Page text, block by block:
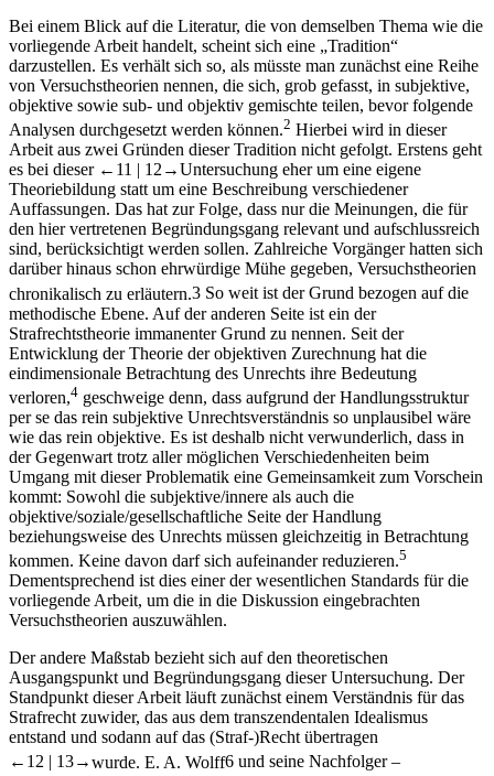
Bei einem Blick auf die Literatur, die von demselben Thema wie die
vorliegende Arbeit handelt, scheint sich eine „Tradition“
darzustellen. Es verhält sich so, als müsste man zunächst eine Reihe
von Versuchstheorien nennen, die sich, grob gefasst, in subjektive,
objektive sowie sub- und objektiv gemischte teilen, bevor folgende
Analysen durchgesetzt werden können.2 Hierbei wird in dieser
Arbeit aus zwei Gründen dieser Tradition nicht gefolgt. Erstens geht
es bei dieser ←11 | 12→Untersuchung eher um eine eigene
Theoriebildung statt um eine Beschreibung verschiedener
Auffassungen. Das hat zur Folge, dass nur die Meinungen, die für
den hier vertretenen Begründungsgang relevant und aufschlussreich
sind, berücksichtigt werden sollen. Zahlreiche Vorgänger hatten sich
darüber hinaus schon ehrwürdige Mühe gegeben, Versuchstheorien
chronikalisch zu erläutern.3 So weit ist der Grund bezogen auf die
methodische Ebene. Auf der anderen Seite ist ein der
Strafrechtstheorie immanenter Grund zu nennen. Seit der
Entwicklung der Theorie der objektiven Zurechnung hat die
eindimensionale Betrachtung des Unrechts ihre Bedeutung
verloren,4 geschweige denn, dass aufgrund der Handlungsstruktur
per se das rein subjektive Unrechtsverständnis so unplausibel wäre
wie das rein objektive. Es ist deshalb nicht verwunderlich, dass in
der Gegenwart trotz aller möglichen Verschiedenheiten beim
Umgang mit dieser Problematik eine Gemeinsamkeit zum Vorschein
kommt: Sowohl die subjektive/innere als auch die
objektive/soziale/gesellschaftliche Seite der Handlung
beziehungsweise des Unrechts müssen gleichzeitig in Betrachtung
kommen. Keine davon darf sich aufeinander reduzieren.5
Dementsprechend ist dies einer der wesentlichen Standards für die
vorliegende Arbeit, um die in die Diskussion eingebrachten
Versuchstheorien auszuwählen.
Der andere Maßstab bezieht sich auf den theoretischen
Ausgangspunkt und Begründungsgang dieser Untersuchung. Der
Standpunkt dieser Arbeit läuft zunächst einem Verständnis für das
Strafrecht zuwider, das aus dem transzendentalen Idealismus
entstand und sodann auf das (Straf-)Recht übertragen
←12 |
13→wurde. E. A. Wolff6 und seine Nachfolger –